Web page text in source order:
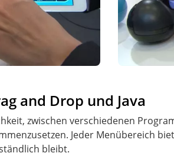
and Drop und Java
zwischen verschiedenen
Jeder Menübereich
bleibt.